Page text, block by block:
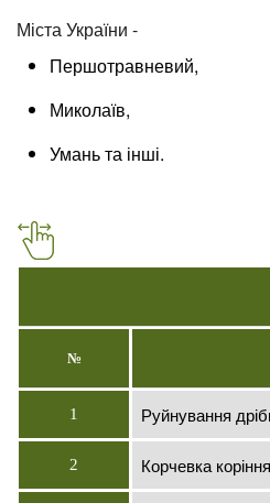
Міста України -
Першотравневий,
Миколаїв,
Умань та інші.
№
1 Руйнування
2 Корчевка